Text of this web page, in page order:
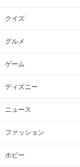
クイズ
グルメ
ゲーム
ディズニー
ニュース
ファッション
ホビー